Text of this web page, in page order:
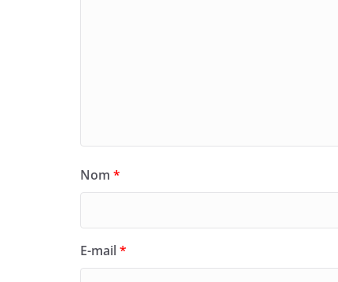
Nom *
E-mail*